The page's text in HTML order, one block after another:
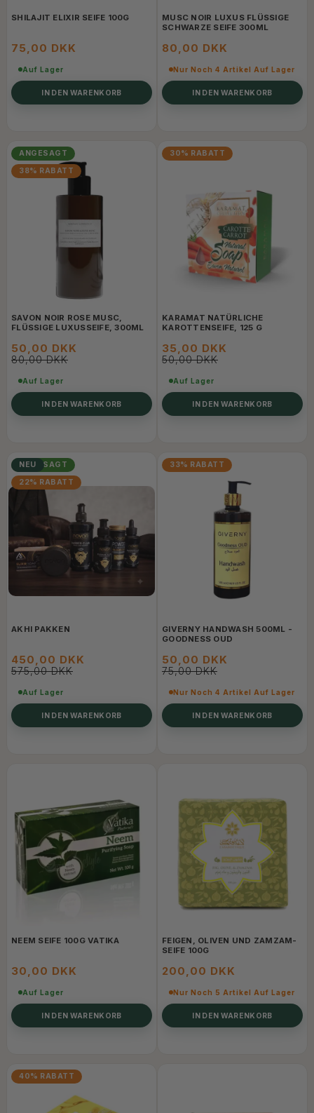
SHILAJIT ELIXIR SEIFE 100G
75,00 DKK
Auf Lager
IN DEN WARENKORB
MUSC NOIR LUXUS FLÜSSIGE
SCHWARZE SEIFE 300ML
80,00 DKK
Nur Noch 4 Artikel Auf Lager
IN DEN WARENKORB
ANGESAGT
38% RABATT
SAVON NOIR ROSE MUSC,
FLÜSSIGE LUXUSSEIFE, 300ML
50,00 DKK
80,00 DKK
Auf Lager
IN DEN WARENKORB
30% RABATT
KARAMAT NATÜRLICHE
KAROTTENSEIFE, 125 G
35,00 DKK
50,00 DKK
Auf Lager
IN DEN WARENKORB
ANGESAGT
22% RABATT
NEU
AKHI PAKKEN
450,00 DKK
575,00 DKK
Auf Lager
IN DEN WARENKORB
33% RABATT
GIVERNY HANDWASH 500ML -
GOODNESS OUD
50,00 DKK
75,00 DKK
Nur Noch 4 Artikel Auf Lager
IN DEN WARENKORB
NEEM SEIFE 100G VATIKA
30,00 DKK
Auf Lager
IN DEN WARENKORB
FEIGEN, OLIVEN UND ZAMZAM-
SEIFE 100G
200,00 DKK
Nur Noch 5 Artikel Auf Lager
IN DEN WARENKORB
40% RABATT